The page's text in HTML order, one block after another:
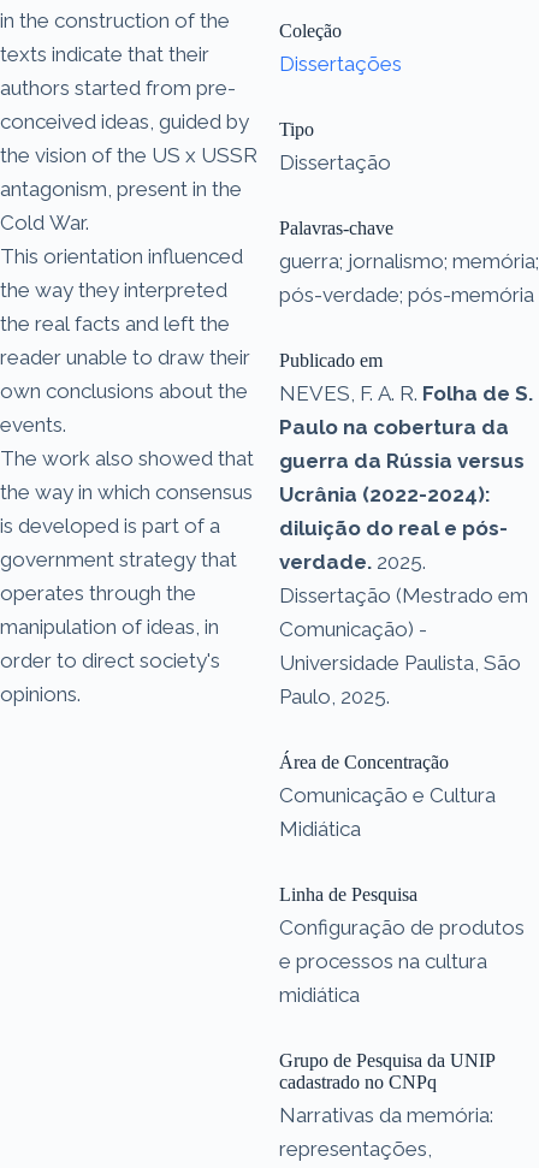
in the construction of the
texts indicate that their
authors started from pre-
conceived ideas, guided by
the vision of the US x USSR
antagonism, present in the
Cold War.
This orientation influenced
the way they interpreted
the real facts and left the
reader unable to draw their
own conclusions about the
events.
The work also showed that
the way in which consensus
is developed is part of a
government strategy that
operates through the
manipulation of ideas, in
order to direct society's
opinions.
Coleção
Dissertações
Tipo
Dissertação
Palavras-chave
guerra; jornalismo; memória;
pós-verdade; pós-memória
Publicado em
NEVES, F. A. R. Folha de S.
Paulo na cobertura da
guerra da Rússia versus
Ucrânia (2022-2024):
diluição do real e pós-
verdade. 2025.
Dissertação (Mestrado em
Comunicação) -
Universidade Paulista, São
Paulo, 2025.
Área de Concentração
Comunicação e Cultura
Midiática
Linha de Pesquisa
Configuração de produtos
e processos na cultura
midiática
Grupo de Pesquisa da UNIP
cadastrado no CNPq
Narrativas da memória:
representações,